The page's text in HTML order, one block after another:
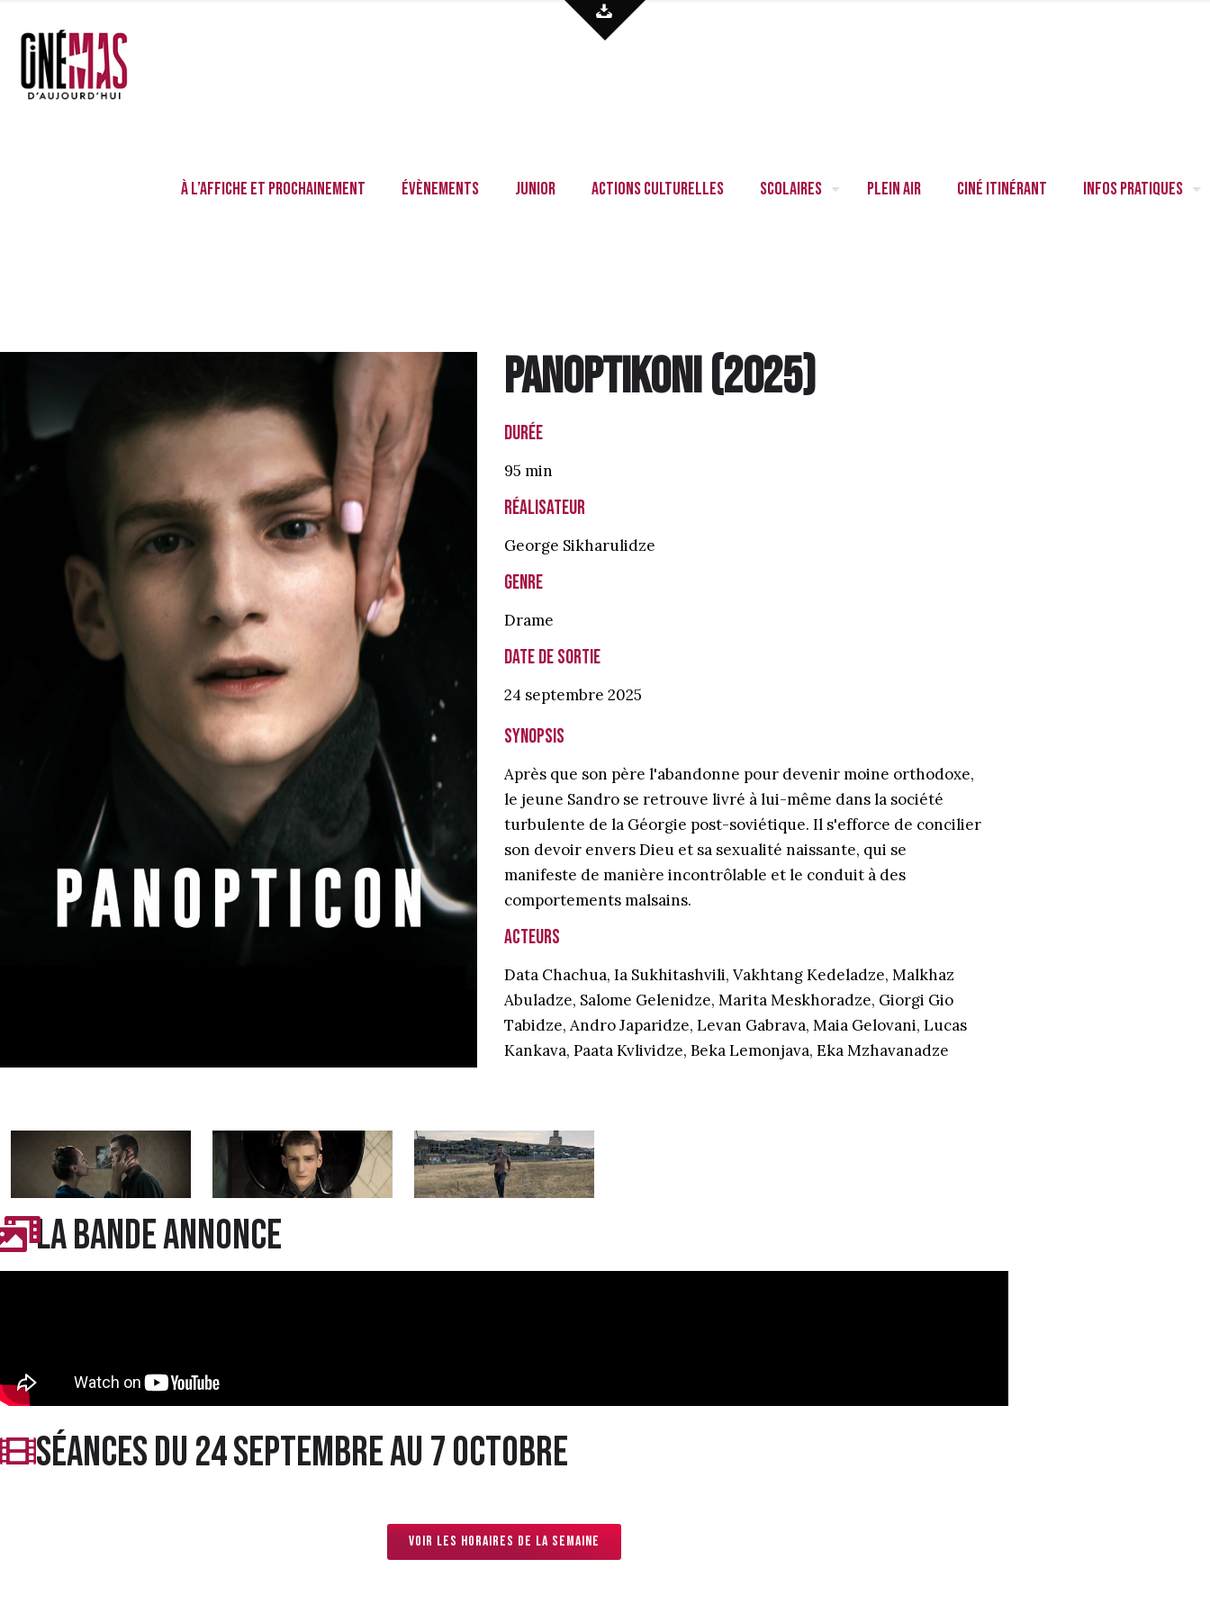
À l’affiche et prochainement Évènements Junior Actions culturelles Scolaires Plein air Ciné itinérant Infos pratiques
Panoptikoni(2025)
Durée
95 min
Réalisateur
George Sikharulidze
Genre
Drame
Date de sortie
24 septembre 2025
Synopsis
Après que son père l'abandonne pour devenir moine orthodoxe,
le jeune Sandro se retrouve livré à lui-même dans la société
turbulente de la Géorgie post-soviétique. Il s'efforce de concilier
son devoir envers Dieu et sa sexualité naissante, qui se
manifeste de manière incontrôlable et le conduit à des
comportements malsains.
Acteurs
Data Chachua, Ia Sukhitashvili, Vakhtang Kedeladze, Malkhaz
Abuladze, Salome Gelenidze, Marita Meskhoradze, Giorgi Gio
Tabidze, Andro Japaridze, Levan Gabrava, Maia Gelovani, Lucas
Kankava, Paata Kvlividze, Beka Lemonjava, Eka Mzhavanadze
LA BANDE ANNONCE
séances du 24 septembre au 7 octobre
Voir les horaires de la semaine